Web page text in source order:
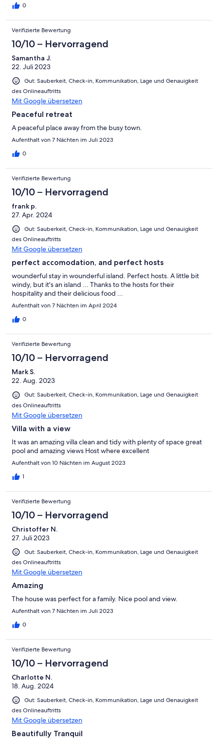
0
Verifizierte Bewertung
10/10 – Hervorragend
Samantha J.
22. Juli 2023
Gut: Sauberkeit, Check-in, Kommunikation, Lage und Genauigkeit
des Onlineauftritts
Mit Google übersetzen
Peaceful retreat
A peaceful place away from the busy town.
Aufenthalt von 7 Nächten im Juli 2023
0
Verifizierte Bewertung
10/10 – Hervorragend
frank p.
27. Apr. 2024
Gut: Sauberkeit, Check-in, Kommunikation, Lage und Genauigkeit
des Onlineauftritts
Mit Google übersetzen
perfect accomodation, and perfect hosts
wounderful stay in wounderful island. Perfect hosts. A little bit
windy, but it's an island ... Thanks to the hosts for their
hospitality and their delicious food ...
Aufenthalt von 7 Nächten im April 2024
0
Verifizierte Bewertung
10/10 – Hervorragend
Mark S.
22. Aug. 2023
Gut: Sauberkeit, Check-in, Kommunikation, Lage und Genauigkeit
des Onlineauftritts
Mit Google übersetzen
Villa with a view
It was an amazing villa clean and tidy with plenty of space great
pool and amazing views Host where excellent
Aufenthalt von 10 Nächten im August 2023
1
Verifizierte Bewertung
10/10 – Hervorragend
Christoffer N.
27. Juli 2023
Gut: Sauberkeit, Check-in, Kommunikation, Lage und Genauigkeit
des Onlineauftritts
Mit Google übersetzen
Amazing
The house was perfect for a family. Nice pool and view.
Aufenthalt von 7 Nächten im Juli 2023
0
Verifizierte Bewertung
10/10 – Hervorragend
Charlotte N.
18. Aug. 2024
Gut: Sauberkeit, Check-in, Kommunikation, Lage und Genauigkeit
des Onlineauftritts
Mit Google übersetzen
Beautifully Tranquil